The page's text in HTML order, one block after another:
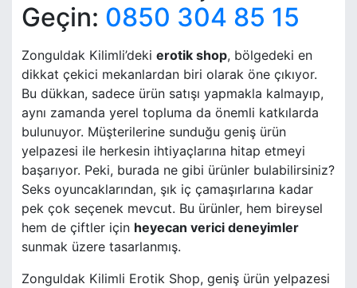
Geçin: 0850 304 85 15
Zonguldak Kilimli’deki erotik shop, bölgedeki en
dikkat çekici mekanlardan biri olarak öne çıkıyor.
Bu dükkan, sadece ürün satışı yapmakla kalmayıp,
aynı zamanda yerel topluma da önemli katkılarda
bulunuyor. Müşterilerine sunduğu geniş ürün
yelpazesi ile herkesin ihtiyaçlarına hitap etmeyi
başarıyor. Peki, burada ne gibi ürünler bulabilirsiniz?
Seks oyuncaklarından, şık iç çamaşırlarına kadar
pek çok seçenek mevcut. Bu ürünler, hem bireysel
hem de çiftler için heyecan verici deneyimler
sunmak üzere tasarlanmış.
Zonguldak Kilimli Erotik Shop, geniş ürün yelpazesi